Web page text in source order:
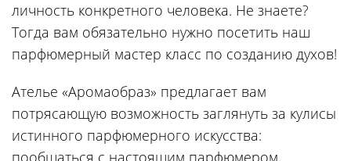
личность конкретного человека. Не знаете?
Тогда вам обязательно нужно посетить наш
парфюмерный мастер класс по созданию духов!
Ателье «Аромаобраз» предлагает вам
потрясающую возможность заглянуть за кулисы
истинного парфюмерного искусства:
пообщаться с настоящим парфюмером,